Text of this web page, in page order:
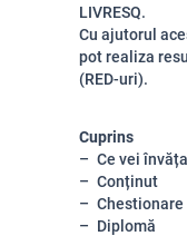
LIVRESQ.
Cu ajutorul
pot realiza
(RED-uri).
Cuprins
Ce vei
Conținut
Chestionare
Diplomă